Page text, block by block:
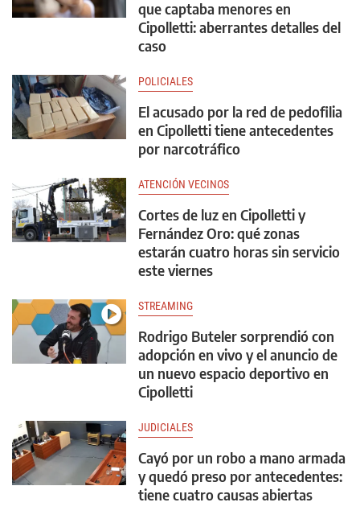
que captaba menores en
Cipolletti: aberrantes detalles del
caso
POLICIALES
El acusado por la red de pedofilia
en Cipolletti tiene antecedentes
por narcotráfico
ATENCIÓN VECINOS
Cortes de luz en Cipolletti y
Fernández Oro: qué zonas
estarán cuatro horas sin servicio
este viernes
STREAMING
Rodrigo Buteler sorprendió con
adopción en vivo y el anuncio de
un nuevo espacio deportivo en
Cipolletti
JUDICIALES
Cayó por un robo a mano armada
y quedó preso por antecedentes:
tiene cuatro causas abiertas